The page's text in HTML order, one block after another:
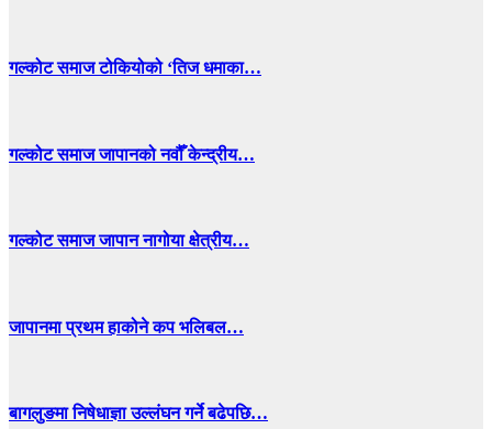
गल्कोट समाज टोकियोको ‘तिज धमाका…
गल्कोट समाज जापानको नवौँ केन्द्रीय…
गल्कोट समाज जापान नागोया क्षेत्रीय…
जापानमा प्रथम हाकोने कप भलिबल…
बागलुङमा निषेधाज्ञा उल्लंघन गर्ने बढेपछि…